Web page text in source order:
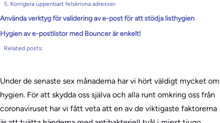
5. Korrigera uppenbart felskrivna adresser.
Använda verktyg för validering av e-post för att stödja listhygien
Hygien av e-postlistor med Bouncer är enkelt!
Related posts:
Under de senaste sex månaderna har vi hört väldigt mycket om
hygien. För att skydda oss själva och alla runt omkring oss från
coronaviruset har vi fått veta att en av de viktigaste faktorerna